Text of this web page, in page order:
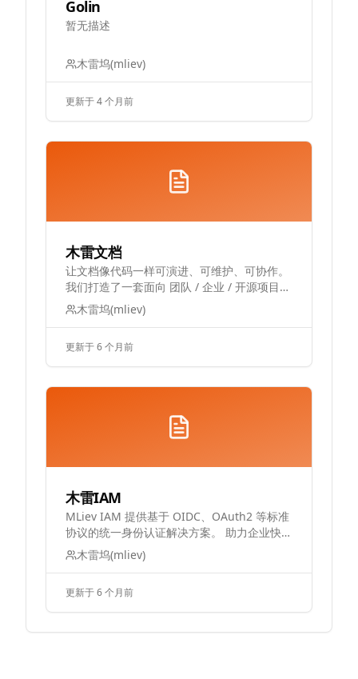
Golin
暂无描述
木雷坞(mliev)
更新于 4 个月前
木雷文档
让文档像代码一样可演进、可维护、可协作。
我们打造了一套面向 团队 / 企业 / 开源项目
的文档系统，专注解决传统文档在版本管理、
多人协作、长期维护上的痛点。它不仅是“写
础设施。
木雷坞(mliev)
更新于 6 个月前
木雷IAM
MLiev IAM 提供基于 OIDC、OAuth2 等标准
协议的统一身份认证解决方案。 助力企业快速
构建安全的访问控制体系，实现用户身份的集
中化管理。
木雷坞(mliev)
更新于 6 个月前